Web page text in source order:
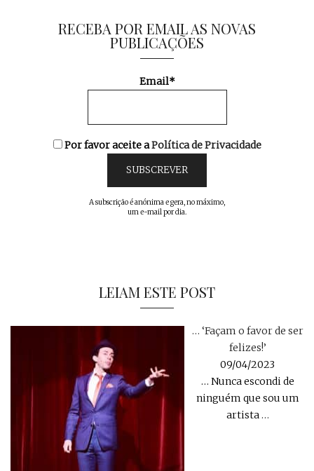
RECEBA POR EMAIL AS NOVAS
PUBLICAÇÕES
Email*
Por favor aceite aPolítica de Privacidade
A subscrição é anónima e gera, no máximo,
um e-mail por dia.
LEIAM ESTE POST
… ‘Façam o favor de ser
felizes!’
09/04/2023
… Nunca escondi de
ninguém que sou um
artista…